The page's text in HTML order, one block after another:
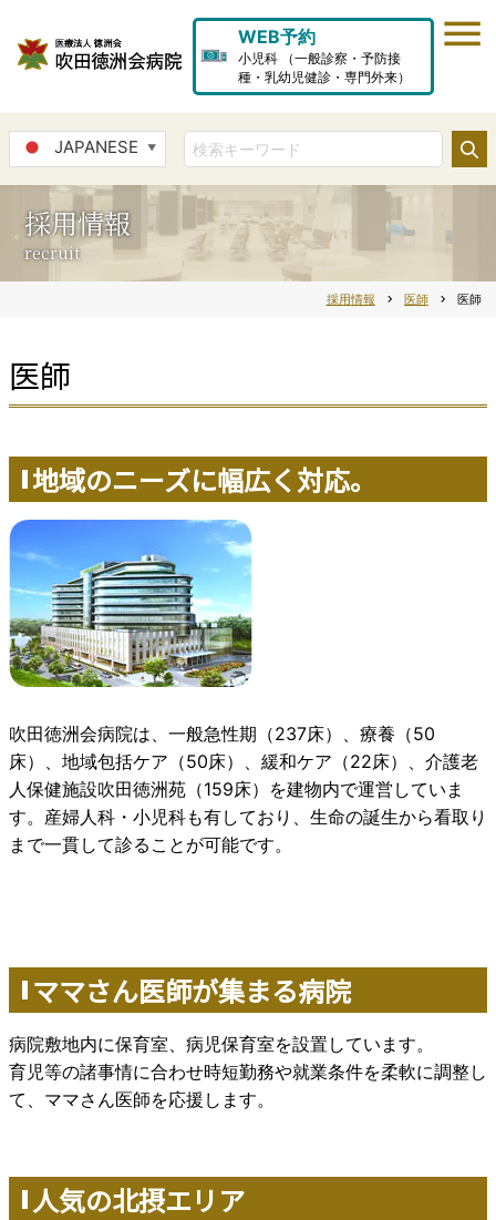
WEB予約
小児科 （一般診察・予防接
種・乳幼児健診・専門外来）
JAPANESE ▼
採用情報
recruit
採用情報 chevron_right 医師 chevron_right 医師
医師
地域のニーズに幅広く対応。
吹田徳洲会病院は、一般急性期（237床）、療養（50
床）、地域包括ケア（50床）、緩和ケア（22床）、介護老
人保健施設吹田徳洲苑（159床）を建物内で運営していま
す。産婦人科・小児科も有しており、生命の誕生から看取り
まで一貫して診ることが可能です。
ママさん医師が集まる病院
病院敷地内に保育室、病児保育室を設置しています。
育児等の諸事情に合わせ時短勤務や就業条件を柔軟に調整し
て、ママさん医師を応援します。
人気の北摂エリア